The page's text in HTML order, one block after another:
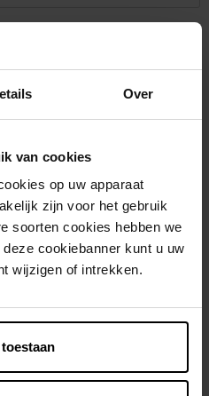
Over
van cookies
op uw apparaat
zijn voor het gebruik
soorten cookies hebben we
cookiebanner kunt u uw
wijzigen of intrekken.